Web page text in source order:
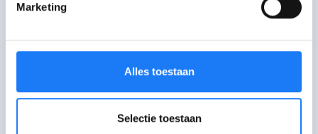
Marketing
Alles toestaan
Selectie toestaan
De Druglijn
Stel hier al je vragen over drank, drugs, pillen,
anoniem, objectief en zonder oordeel.